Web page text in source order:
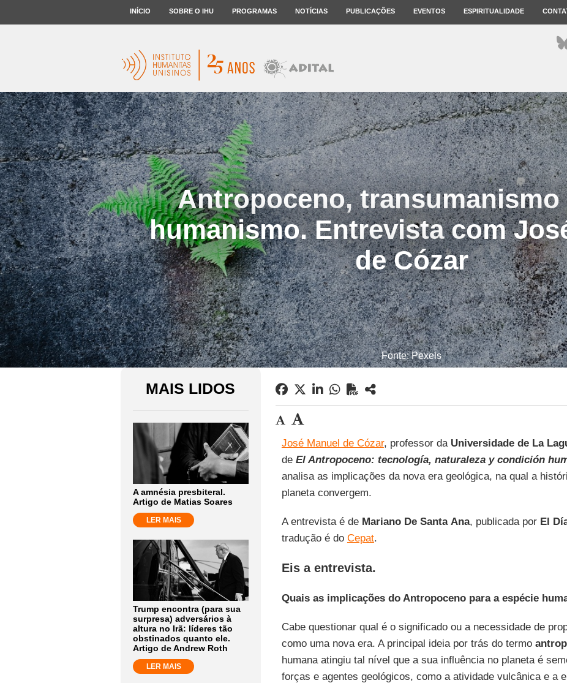
INÍCIO SOBRE O IHU PROGRAMAS NOTÍCIAS PUBLICAÇÕES EVENTOS ESPIRITUALIDADE
Antropoceno, transumanismo
humanismo. Entrevista com
de Cózar
Fonte: Pexels
MAIS LIDOS
A amnésia presbiteral.
Artigo de Matias Soares
LER MAIS
Trump encontra (para sua
surpresa) adversários à
altura no Irã: líderes tão
obstinados quanto ele.
Artigo de Andrew Roth
LER MAIS
José Manuel de Cózar, professor da Universidade de La
de El Antropoceno: tecnología, naturaleza y condición
analisa as implicações da nova era geológica, na qual a
planeta convergem.
A entrevista é de Mariano De Santa Ana, publicada por El
tradução é do Cepat.
Eis a entrevista.
Quais as implicações do Antropoceno para a espécie
Cabe questionar qual é o significado ou a necessidade de
como uma nova era. A principal ideia por trás do termo
humana atingiu tal nível que a sua influência no planeta é
forças e agentes geológicos, como a atividade vulcânica e a